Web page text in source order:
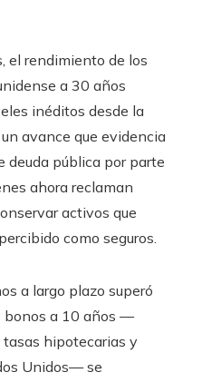
el rendimiento de los
a 30 años
inéditos desde la
avance que evidencia
deuda pública por parte
ahora reclaman
activos que
como seguros.
a largo plazo superó
bonos a 10 años —
hipotecarias y
Unidos— se